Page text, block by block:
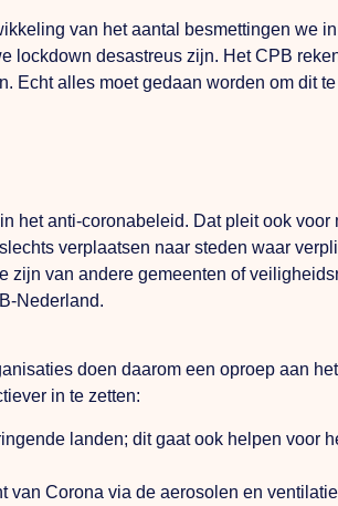
van het aantal besmettingen we
lockdown desastreus zijn. Het CPB
alles moet gedaan worden om dit te
het anti-coronabeleid. Dat pleit ook voor
verplaatsen naar steden waar
van andere gemeenten of
Nederland.
doen daarom een oproep aan
in te zetten:
landen; dit gaat ook helpen voor
Corona via de aerosolen en